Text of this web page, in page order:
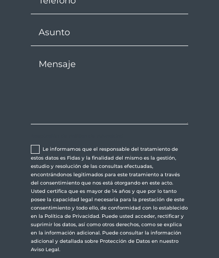
Le informamos que el responsable del tratamiento de
estos datos es Fidas y la finalidad del mismo es la gestión,
estudio y resolución de las consultas efectuadas,
encontrándonos legitimados para este tratamiento a través
del consentimiento que nos está otorgando en este acto.
Usted certifica que es mayor de 14 años y que por lo tanto
posee la capacidad legal necesaria para la prestación de este
consentimiento y todo ello, de conformidad con lo establecido
en la Política de Privacidad. Puede usted acceder, rectificar y
suprimir los datos, así como otros derechos, como se explica
en la información adicional. Puede consultar la información
adicional y detallada sobre Protección de Datos en nuestro
Aviso Legal.